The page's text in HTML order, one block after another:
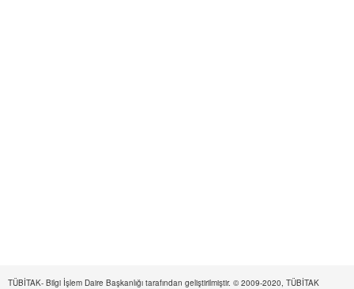
TÜBİTAK- Bilgi İşlem Daire Başkanlığı tarafından geliştirilmiştir. © 2009-2020, TÜBİTAK